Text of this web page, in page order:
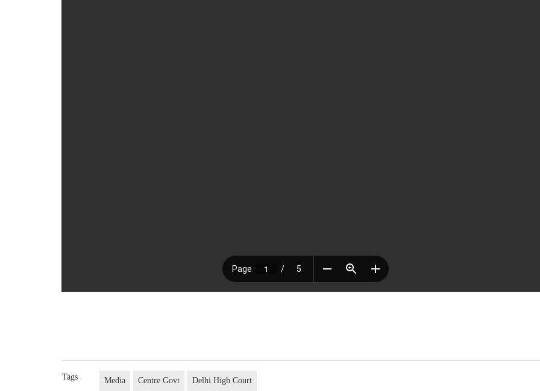
Tags Media Centre Govt Delhi High Court